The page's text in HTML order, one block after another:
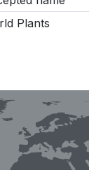
Plants